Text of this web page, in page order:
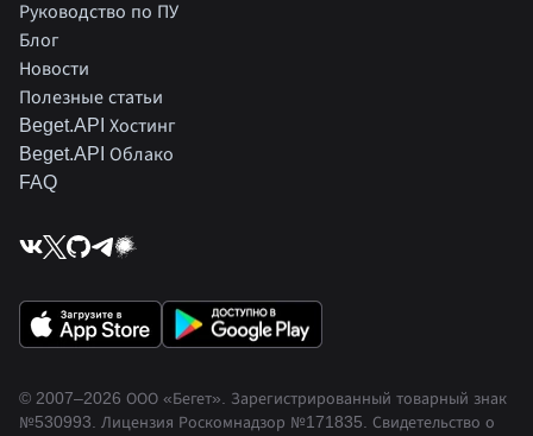
Руководство по ПУ
Блог
Новости
Полезные статьи
Beget.API Хостинг
Beget.API Облако
FAQ
© 2007–2026 ООО «Бегет». Зарегистрированный товарный знак
№530993
Лицензия Роскомнадзор №171835 Свидетельство о